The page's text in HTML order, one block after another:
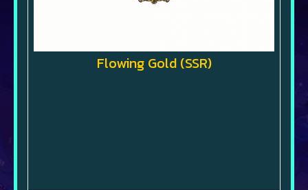
Flowing Gold (SSR)